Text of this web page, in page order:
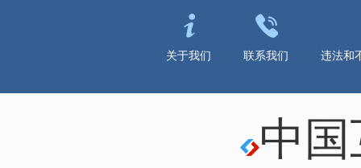
关于我们 联系我们 违法和
中国